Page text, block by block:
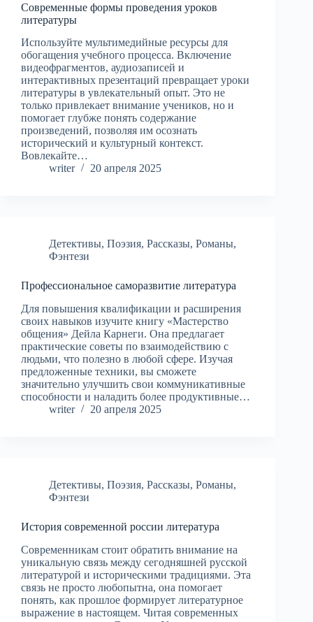
Современные формы проведения уроков
литературы
Используйте мультимедийные ресурсы для
обогащения учебного процесса. Включение
видеофрагментов, аудиозаписей и
интерактивных презентаций превращает уроки
литературы в увлекательный опыт. Это не
только привлекает внимание учеников, но и
помогает глубже понять содержание
произведений, позволяя им осознать
исторический и культурный контекст.
Вовлекайте…
writer
20 апреля 2025
Детективы, Поэзия, Рассказы, Романы,
Фэнтези
Профессиональное саморазвитие литература
Для повышения квалификации и расширения
своих навыков изучите книгу «Мастерство
общения» Дейла Карнеги. Она предлагает
практические советы по взаимодействию с
людьми, что полезно в любой сфере. Изучая
предложенные техники, вы сможете
значительно улучшить свои коммуникативные
способности и наладить более продуктивные…
writer
20 апреля 2025
Детективы, Поэзия, Рассказы, Романы,
Фэнтези
История современной россии литература
Современникам стоит обратить внимание на
уникальную связь между сегодняшней русской
литературой и историческими традициями. Эта
связь не просто любопытна, она помогает
понять, как прошлое формирует литературное
выражение в настоящем. Читая современных